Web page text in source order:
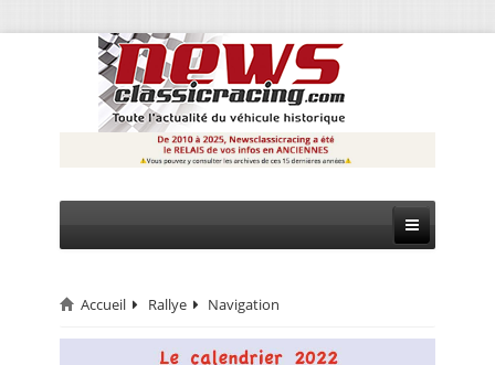
CIRCUIT
Accueil Rallye Navigation